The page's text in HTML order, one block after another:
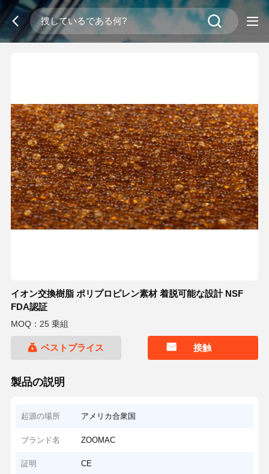
イオン交換樹脂 ポリプロピレン素材 着脱可能な設計 NSF
FDA認証
MOQ：25 乗組
ベストプライス 接触
製品の説明
起源の場所 アメリカ合衆国
ブランド名 ZOOMAC
証明 CE